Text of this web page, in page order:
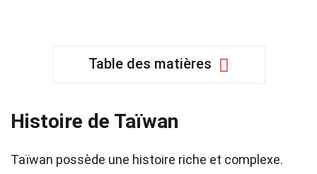
Table des matières
Histoire de Taïwan
Taïwan possède une histoire riche et complexe.